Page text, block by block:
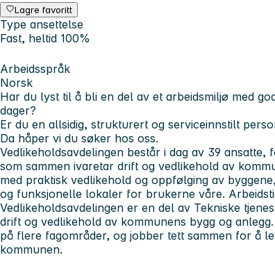
Lagre favoritt
Type ansettelse
Fast, heltid 100%
Arbeidsspråk
Norsk
Har du lyst til å bli en del av et arbeidsmiljø med
dager?
Er du en allsidig, strukturert og serviceinnstilt
Da håper vi du søker hos oss.
Vedlikeholdsavdelingen består i dag av 39
som sammen ivaretar drift og vedlikehold av
med praktisk vedlikehold og oppfølging av
og funksjonelle lokaler for brukerne våre.
Vedlikeholdsavdelingen er en del av Tekniske
drift og vedlikehold av kommunens bygg og
på flere fagområder, og jobber tett sammen for å
kommunen.